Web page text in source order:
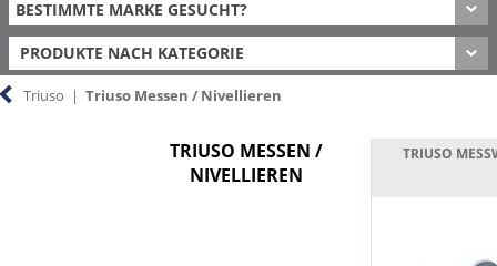
PRODUKTE NACH KATEGORIE
Triuso |Triuso Messen / Nivellieren
TRIUSO MESSEN /
NIVELLIEREN
TRIUSO